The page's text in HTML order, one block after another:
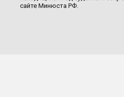
сайте Минюста РФ.